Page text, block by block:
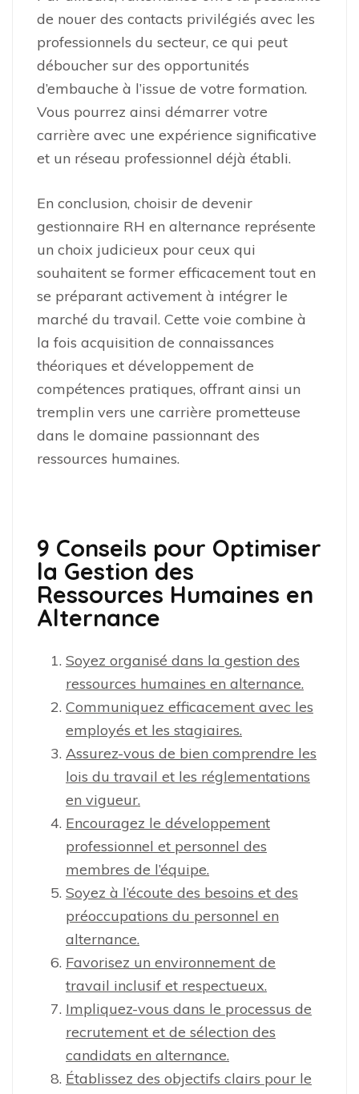
de nouer des contacts privilégiés avec les
professionnels du secteur, ce qui peut
déboucher sur des opportunités
d’embauche à l’issue de votre formation.
Vous pourrez ainsi démarrer votre
carrière avec une expérience significative
et un réseau professionnel déjà établi.
En conclusion, choisir de devenir
gestionnaire RH en alternance représente
un choix judicieux pour ceux qui
souhaitent se former efficacement tout en
se préparant activement à intégrer le
marché du travail. Cette voie combine à
la fois acquisition de connaissances
théoriques et développement de
compétences pratiques, offrant ainsi un
tremplin vers une carrière prometteuse
dans le domaine passionnant des
ressources humaines.
9 Conseils pour Optimiser
la Gestion des
Ressources Humaines en
Alternance
Soyez organisé dans la gestion des
ressources humaines en alternance.
Communiquez efficacement avec les
employés et les stagiaires.
Assurez-vous de bien comprendre les
lois du travail et les réglementations
en vigueur.
Encouragez le développement
professionnel et personnel des
membres de l’équipe.
Soyez à l’écoute des besoins et des
préoccupations du personnel en
alternance.
Favorisez un environnement de
travail inclusif et respectueux.
Impliquez-vous dans le processus de
recrutement et de sélection des
candidats en alternance.
Établissez des objectifs clairs pour le